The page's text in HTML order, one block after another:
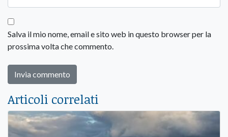
Salva il mio nome, email e sito web in questo browser per la
prossima volta che commento.
Articoli correlati